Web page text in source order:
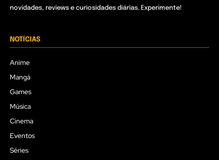
novidades, reviews e curiosidades diárias. Experimente!
NOTÍCIAS
Anime
Mangá
Games
Música
Cinema
Eventos
Séries